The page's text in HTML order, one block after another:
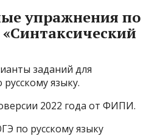
упражнения по
заданий для
языку.
2022 года от ФИПИ.
по русскому языку